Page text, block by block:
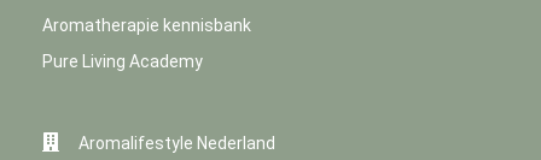
Aromatherapie kennisbank
Pure Living Academy
Aromalifestyle Nederland